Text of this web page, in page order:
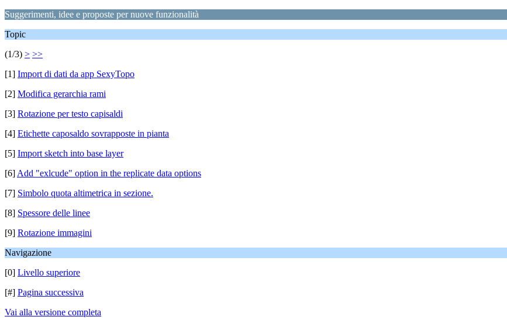
Suggerimenti, idee e proposte per nuove funzionalità
Topic
(1/3) > >>
[1] Import di dati da app SexyTopo
[2] Modifica gerarchia rami
[3] Rotazione per testo capisaldi
[4] Etichette caposaldo sovrapposte in pianta
[5] Import sketch into base layer
[6] Add "exlcude" option in the replicate data options
[7] Simbolo quota altimetrica in sezione.
[8] Spessore delle linee
[9] Rotazione immagini
Navigazione
[0] Livello superiore
[#] Pagina successiva
Vai alla versione completa